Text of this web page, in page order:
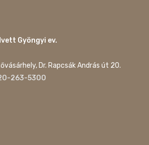
Gyöngyi ev.
Dr. Rapcsák András út 20.
263-5300